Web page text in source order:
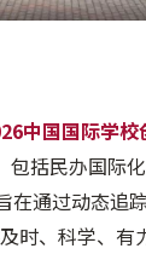
中国国际学校
包括民办国际
在通过动态追
时、科学、有